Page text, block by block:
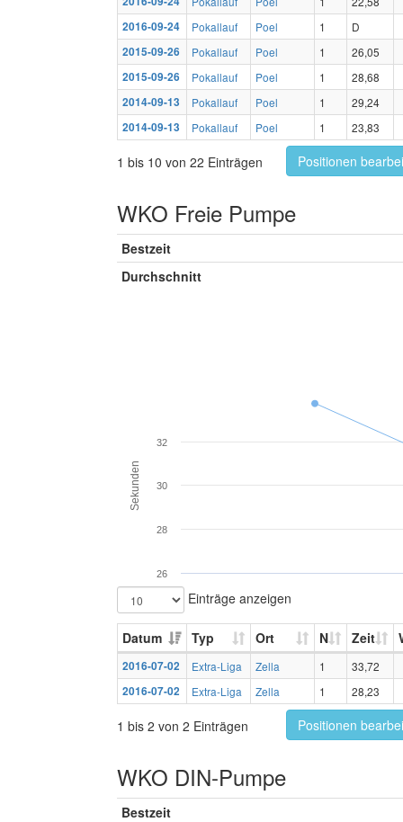
2016-09-24
Pokallauf Poel 1
D
2015-09-26
Pokallauf Poel 1
26,05
2015-09-26
Pokallauf Poel 1
28,68
2014-09-13
Pokallauf Poel 1
29,24
2014-09-13
Pokallauf Poel 1 23,83
1 bis 10 von 22 Einträgen Positionen
WKO Freie Pumpe
Bestzeit
Durchschnitt
Sekunden
26
28
30
32
Einträge anzeigen
Datum Typ Ort N Zeit
2016-07-02 Extra-Liga Zella 1
33,72
2016-07-02
Extra-Liga Zella 1 28,23
1 bis 2 von 2 Einträgen Positionen
WKO DIN-Pumpe
Bestzeit